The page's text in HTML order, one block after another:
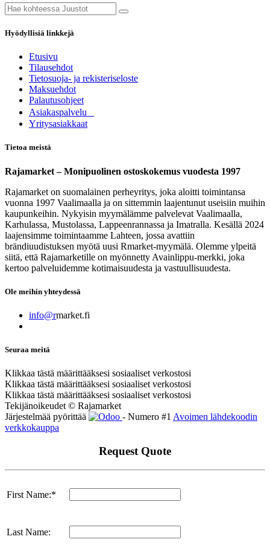
Hyödyllisiä linkkejä
Etusivu
Tilausehdot
Tietosuoja- ja rekisteriseloste
Maksuehdot
Palautusohjeet
Asia​k​aspalvelu
​Yritysasiakkaat
Tietoa meistä
Rajamarket – Monipuolinen ostoskokemus vuodesta 1997
Rajamarket on suomalainen perheyritys, joka aloitti toimintansa
vuonna 1997 Vaalimaalla ja on sittemmin laajentunut useisiin muihin
kaupunkeihin. Nykyisin myymälämme palvelevat Vaalimaalla,
Karhulassa, Mustolassa, Lappeenrannassa ja Imatralla. Kesällä 2024
laajensimme toimintaamme Lahteen, jossa avattiin
brändiuudistuksen myötä uusi Rmarket-myymälä. Olemme ylpeitä
siitä, että Rajamarketille on myönnetty Avainlippu-merkki, joka
kertoo palveluidemme kotimaisuudesta ja vastuullisuudesta.
Ole meihin yhteydessä
info@rmarket.fi
Seuraa meitä
Klikkaa tästä määrittääksesi sosiaaliset verkostosi
Klikkaa tästä määrittääksesi sosiaaliset verkostosi
Klikkaa tästä määrittääksesi sosiaaliset verkostosi
Tekijänoikeudet © Rajamarket
Järjestelmää pyörittää
- Numero #1 Avoimen lähdekoodin
verkkokauppa
Request Quote
First Name:*
Last Name: